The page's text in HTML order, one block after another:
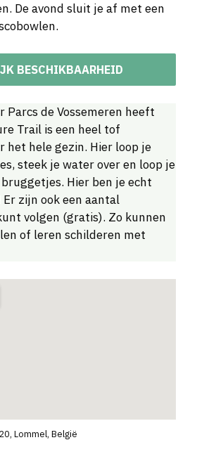
De avond sluit je af met een
BESCHIKBAARHEID
Parcs de Vossemeren heeft
Trail is een heel tof
het hele gezin. Hier loop je
steek je water over en loop je
Hier ben je echt
zijn ook een aantal
volgen (gratis). Zo kunnen
of leren schilderen met
Lommel, België